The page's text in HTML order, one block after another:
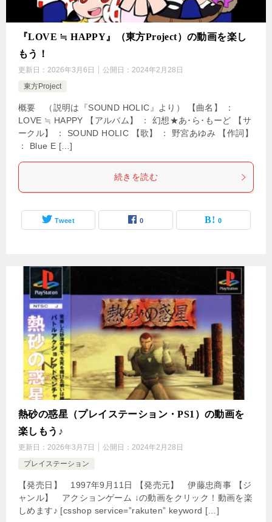
『LOVE ≒ HAPPY』（東方Project）の動画を楽し
もう！
更新日： 2026年3月6日 公開日： 2024年2月28日
東方Project
概要 （説明は『SOUND HOLIC』より） 【曲名】 ：
LOVE ≒ HAPPY 【アルバム】 ： 幻想★あ･ら･もーど 【サ
ークル】 ： SOUND HOLIC 【歌】 ： 野宮あゆみ 【作詞】
： Blue E […]
続きを読む
Tweet 0 0
熱砂の惑星（プレイステーション・PS1）の動画を
楽しもう♪
更新日： 2026年3月7日 公開日： 2024年2月28日
プレイステーション
【発売日】 1997年9月11日 【発売元】 伊藤忠商事 【ジ
ャンル】 アクションゲーム ↓の動画をクリック！動画を楽
しめます♪ [csshop service=”rakuten” keyword […]